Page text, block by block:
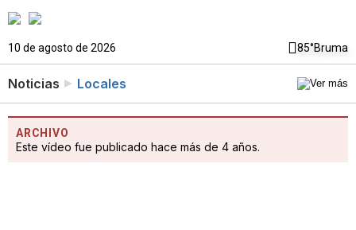
10 de agosto de 2026 85°Bruma
Noticias Locales
ARCHIVO
Este vídeo fue publicado hace más de 4 años.